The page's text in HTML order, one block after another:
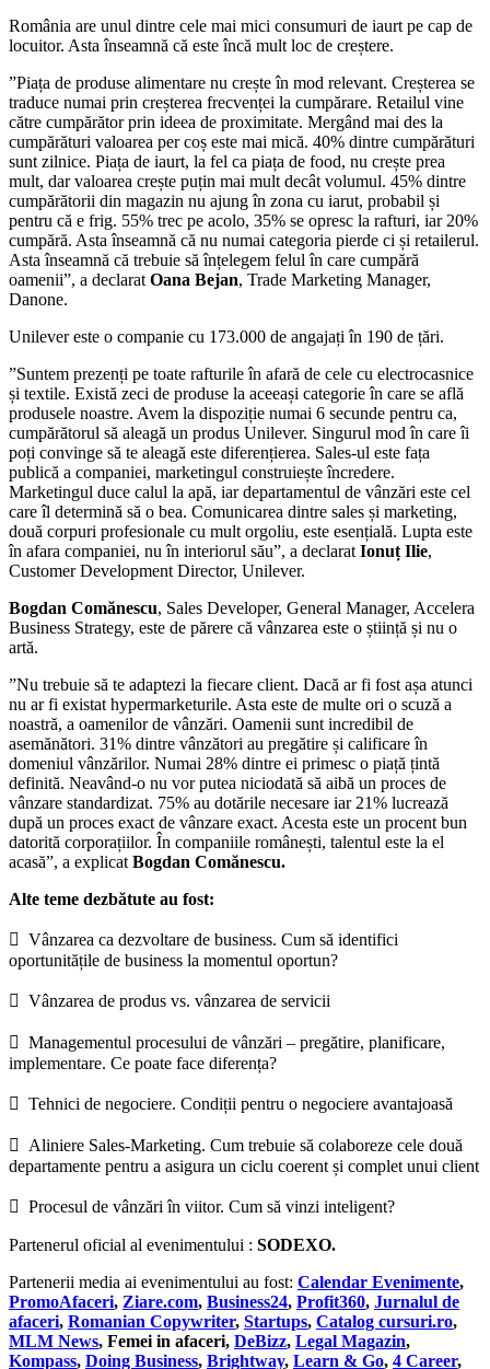
România are unul dintre cele mai mici consumuri de iaurt pe cap de
locuitor. Asta înseamnă că este încă mult loc de creștere.
”Piața de produse alimentare nu crește în mod relevant. Creșterea se
traduce numai prin creșterea frecvenței la cumpărare. Retailul vine
către cumpărător prin ideea de proximitate. Mergând mai des la
cumpărături valoarea per coș este mai mică. 40% dintre cumpărături
sunt zilnice. Piața de iaurt, la fel ca piața de food, nu crește prea
mult, dar valoarea crește puțin mai mult decât volumul. 45% dintre
cumpărătorii din magazin nu ajung în zona cu iarut, probabil și
pentru că e frig. 55% trec pe acolo, 35% se opresc la rafturi, iar 20%
cumpără. Asta înseamnă că nu numai categoria pierde ci și retailerul.
Asta înseamnă că trebuie să înțelegem felul în care cumpără
oamenii”, a declarat Oana Bejan, Trade Marketing Manager,
Danone.
Unilever este o companie cu 173.000 de angajați în 190 de țări.
”Suntem prezenți pe toate rafturile în afară de cele cu electrocasnice
și textile. Există zeci de produse la aceeași categorie în care se află
produsele noastre. Avem la dispoziție numai 6 secunde pentru ca,
cumpărătorul să aleagă un produs Unilever. Singurul mod în care îi
poți convinge să te aleagă este diferențierea. Sales-ul este fața
publică a companiei, marketingul construiește încredere.
Marketingul duce calul la apă, iar departamentul de vânzări este cel
care îl determină să o bea. Comunicarea dintre sales și marketing,
două corpuri profesionale cu mult orgoliu, este esențială. Lupta este
în afara companiei, nu în interiorul său”, a declarat Ionuț Ilie,
Customer Development Director, Unilever.
Bogdan Comănescu, Sales Developer, General Manager, Accelera
Business Strategy, este de părere că vânzarea este o știință și nu o
artă.
”Nu trebuie să te adaptezi la fiecare client. Dacă ar fi fost așa atunci
nu ar fi existat hypermarketurile. Asta este de multe ori o scuză a
noastră, a oamenilor de vânzări. Oamenii sunt incredibil de
asemănători. 31% dintre vânzători au pregătire și calificare în
domeniul vânzărilor. Numai 28% dintre ei primesc o piață țintă
definită. Neavând-o nu vor putea niciodată să aibă un proces de
vânzare standardizat. 75% au dotările necesare iar 21% lucrează
după un proces exact de vânzare exact. Acesta este un procent bun
datorită corporațiilor. În companiile românești, talentul este la el
acasă”, a explicat Bogdan Comănescu.
Alte teme dezbătute au fost:
 Vânzarea ca dezvoltare de business. Cum să identifici
oportunitățile de business la momentul oportun?
 Vânzarea de produs vs. vânzarea de servicii
 Managementul procesului de vânzări – pregătire, planificare,
implementare. Ce poate face diferența?
 Tehnici de negociere. Condiții pentru o negociere avantajoasă
 Aliniere Sales-Marketing. Cum trebuie să colaboreze cele două
departamente pentru a asigura un ciclu coerent și complet unui client
 Procesul de vânzări în viitor. Cum să vinzi inteligent?
Partenerul oficial al evenimentului : SODEXO.
Partenerii media ai evenimentului au fost: Calendar Evenimente,
PromoAfaceri, Ziare.com, Business24, Profit360, Jurnalul de
afaceri, Romanian Copywriter, Startups, Catalog cursuri.ro,
MLM News, Femei in afaceri, DeBizz, Legal Magazin,
Kompass, Doing Business, Brightway, Learn & Go, 4 Career,